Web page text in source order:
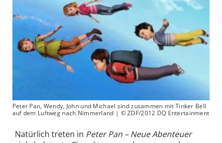
Peter Pan, Wendy, John und Michael sind zusammen mit Tinker Bell
auf dem Luftweg nach Nimmerland | © ZDF/2012 DQ Entertainment
Natürlich treten in Peter Pan – Neue Abenteuer